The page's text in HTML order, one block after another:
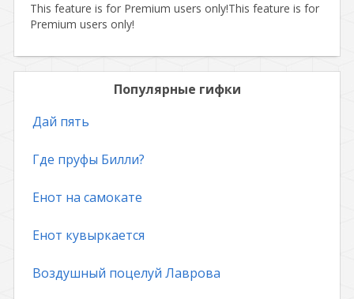
This feature is for Premium users only!This feature is for
Premium users only!
Популярные гифки
Дай пять
Где пруфы Билли?
Енот на самокате
Енот кувыркается
Воздушный поцелуй Лаврова